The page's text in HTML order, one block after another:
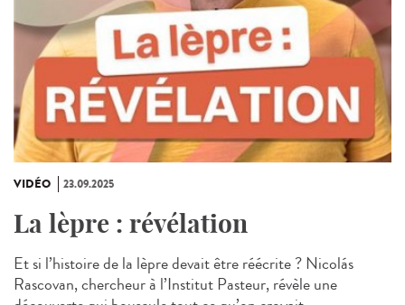
VIDÉO 23.09.2025
La lèpre : révélation
Et si l’histoire de la lèpre devait être réécrite ? Nicolás
Rascovan, chercheur à l’Institut Pasteur, révèle une